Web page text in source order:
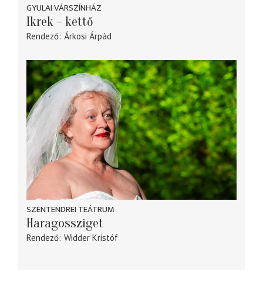
GYULAI VÁRSZÍNHÁZ
Ikrek – kettő
Rendező Árkosi Árpád
SZENTENDREI TEÁTRUM
Haragossziget
Rendező Widder Kristóf